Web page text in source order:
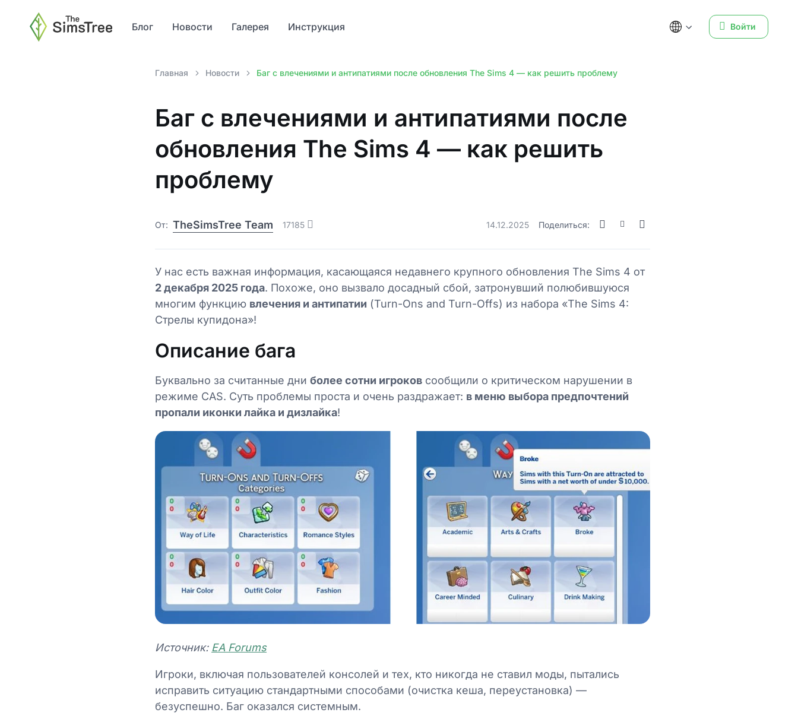
Войти
Блог Новости Галерея Инструкция
Главная Новости Баг с влечениями и антипатиями после обновления The Sims 4 — как решить проблему
Баг с влечениями и антипатиями после
обновления The Sims 4 — как решить
проблему
От: TheSimsTree Team 17185 14.12.2025 Поделиться:
У нас есть важная информация, касающаяся недавнего крупного обновления The Sims 4 от
2 декабря 2025 года. Похоже, оно вызвало досадный сбой, затронувший полюбившуюся
многим функцию влечения и антипатии (Turn-Ons and Turn-Offs) из набора «The Sims 4:
Стрелы купидона»!
Описание бага
Буквально за считанные дниболее сотни игроков сообщили о критическом нарушении в
режиме CAS. Суть проблемы проста и очень раздражает: в меню выбора предпочтений
пропали иконки лайка и дизлайка!
Источник: EA Forums
Игроки, включая пользователей консолей и тех, кто никогда не ставил моды, пытались
исправить ситуацию стандартными способами (очистка кеша, переустановка) —
безуспешно. Баг оказался системным.